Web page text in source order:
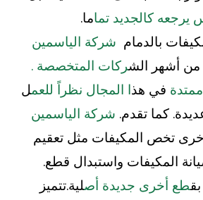
كالجديد تماما.
بالدمام شركة الياسمين
من أشهر الشركات المتخصصة .
في هذا المجال نظراً للعمل
كما تقدم. شركة الياسمين
تخص المكيفات مثل تعقيم
المكيفات واستبدال قطع.
طع أخرى جديدة أصلية.تتميز